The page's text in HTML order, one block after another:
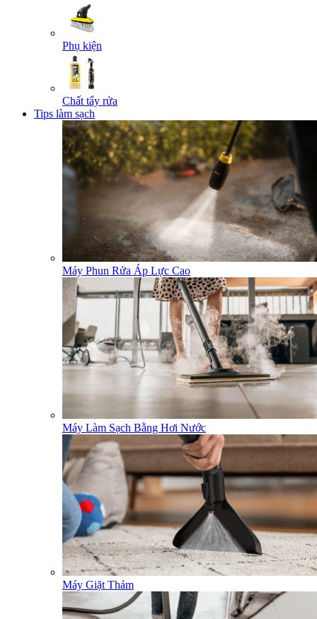
Phụ kiện
Chất tẩy rửa
Tips làm sạch
Máy Phun Rửa Áp Lực Cao
Máy Làm Sạch Bằng Hơi Nước
Máy Giặt Thảm